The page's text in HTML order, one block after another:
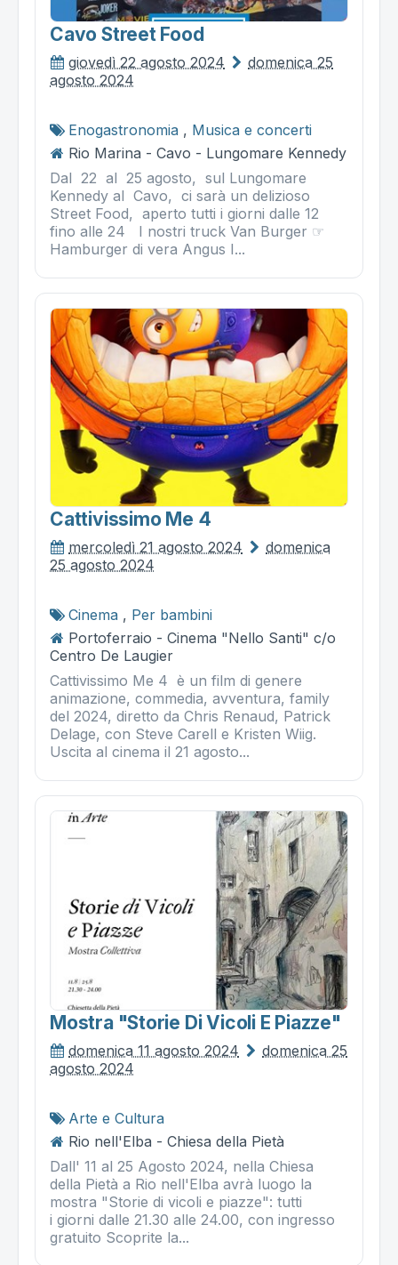
Cavo Street Food
giovedì 22 agosto 2024
domenica 25
agosto 2024
Enogastronomia , Musica e concerti
Rio Marina - Cavo - Lungomare Kennedy
Dal 22 al 25 agosto, sul Lungomare
Kennedy al Cavo, ci sarà un delizioso
Street Food, aperto tutti i giorni dalle 12
fino alle 24 I nostri truck Van Burger ☞
Hamburger di vera Angus I...
Cattivissimo Me 4
mercoledì 21 agosto 2024
domenica
25 agosto 2024
Cinema , Per bambini
Portoferraio - Cinema "Nello Santi" c/o
Centro De Laugier
Cattivissimo Me 4 è un film di genere
animazione, commedia, avventura, family
del 2024, diretto da Chris Renaud, Patrick
Delage, con Steve Carell e Kristen Wiig.
Uscita al cinema il 21 agosto...
Mostra "storie Di Vicoli E Piazze"
domenica 11 agosto 2024
domenica 25
agosto 2024
Arte e Cultura
Rio nell'Elba - Chiesa della Pietà
Dall' 11 al 25 Agosto 2024, nella Chiesa
della Pietà a Rio nell'Elba avrà luogo la
mostra "Storie di vicoli e piazze": tutti
i giorni dalle 21.30 alle 24.00, con ingresso
gratuito Scoprite la...